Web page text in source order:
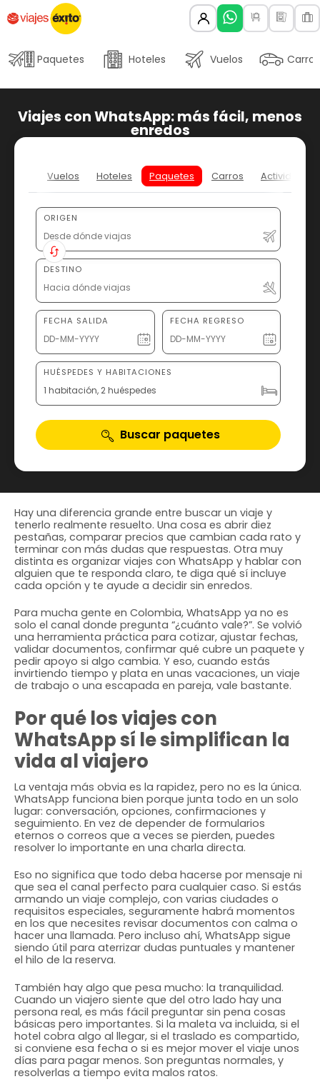
Paquetes Hoteles Vuelos Carros
Viajes con WhatsApp: más fácil, menos
enredos
Vuelos Hoteles Paquetes Carros Actividades
ORIGEN
DESTINO
FECHA SALIDA FECHA REGRESO
HUÉSPEDES Y HABITACIONES
1 habitación, 2 huéspedes
Buscar paquetes
Hay una diferencia grande entre buscar un viaje y
tenerlo realmente resuelto. Una cosa es abrir diez
pestañas, comparar precios que cambian cada rato y
terminar con más dudas que respuestas. Otra muy
distinta es organizar viajes con WhatsApp y hablar con
alguien que te responda claro, te diga qué sí incluye
cada opción y te ayude a decidir sin enredos.
Para mucha gente en Colombia, WhatsApp ya no es
solo el canal donde pregunta “¿cuánto vale?”. Se volvió
una herramienta práctica para cotizar, ajustar fechas,
validar documentos, confirmar qué cubre un paquete y
pedir apoyo si algo cambia. Y eso, cuando estás
invirtiendo tiempo y plata en unas vacaciones, un viaje
de trabajo o una escapada en pareja, vale bastante.
Por qué los viajes con
WhatsApp sí le simplifican la
vida al viajero
La ventaja más obvia es la rapidez, pero no es la única.
WhatsApp funciona bien porque junta todo en un solo
lugar: conversación, opciones, confirmaciones y
seguimiento. En vez de depender de formularios
eternos o correos que a veces se pierden, puedes
resolver lo importante en una charla directa.
Eso no significa que todo deba hacerse por mensaje ni
que sea el canal perfecto para cualquier caso. Si estás
armando un viaje complejo, con varias ciudades o
requisitos especiales, seguramente habrá momentos
en los que necesites revisar documentos con calma o
hacer una llamada. Pero incluso ahí, WhatsApp sigue
siendo útil para aterrizar dudas puntuales y mantener
el hilo de la reserva.
También hay algo que pesa mucho: la tranquilidad.
Cuando un viajero siente que del otro lado hay una
persona real, es más fácil preguntar sin pena cosas
básicas pero importantes. Si la maleta va incluida, si el
hotel cobra algo al llegar, si el traslado es compartido,
si conviene esa fecha o si es mejor mover el viaje unos
días para pagar menos. Son preguntas normales, y
resolverlas a tiempo evita malos ratos.